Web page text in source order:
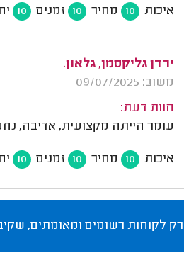
איכות 10 מחיר 10 זמנים 10
ירדן גליקסמן, גלאון.
משוב: 09/07/2025
חוות דעת:
עומר הייתה מקצועית, אדיבה,
איכות 10 מחיר 10 זמנים 10
רק לקוחות רשומים ומאומתים,